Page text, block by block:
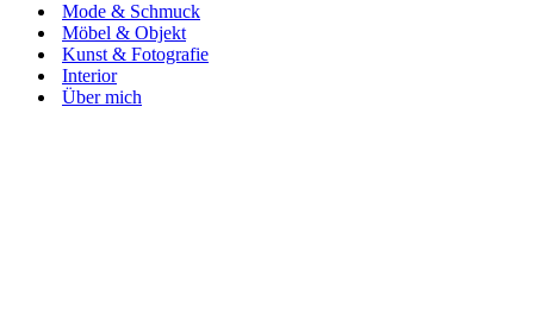
Mode & Schmuck
Möbel & Objekt
Kunst & Fotografie
Interior
Über mich